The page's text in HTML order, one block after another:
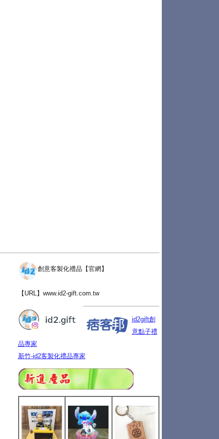
創意客製化禮品【官網】
【URL】 www.id2-gift.com.tw
id2gift創
意點子禮
品專家
新竹-id2客製化禮品專家